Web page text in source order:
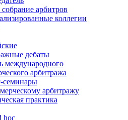
арбитров
коллегии
дебаты
международного
арбитража
семинары
арбитражу
практика
hoc